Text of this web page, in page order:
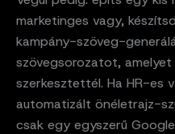
marketinges vagy,
kampány-szöveg-
szövegsorozatot,
szerkesztettél. Ha HR-es
automatizált önéletrajz-
csak egy egyszerű